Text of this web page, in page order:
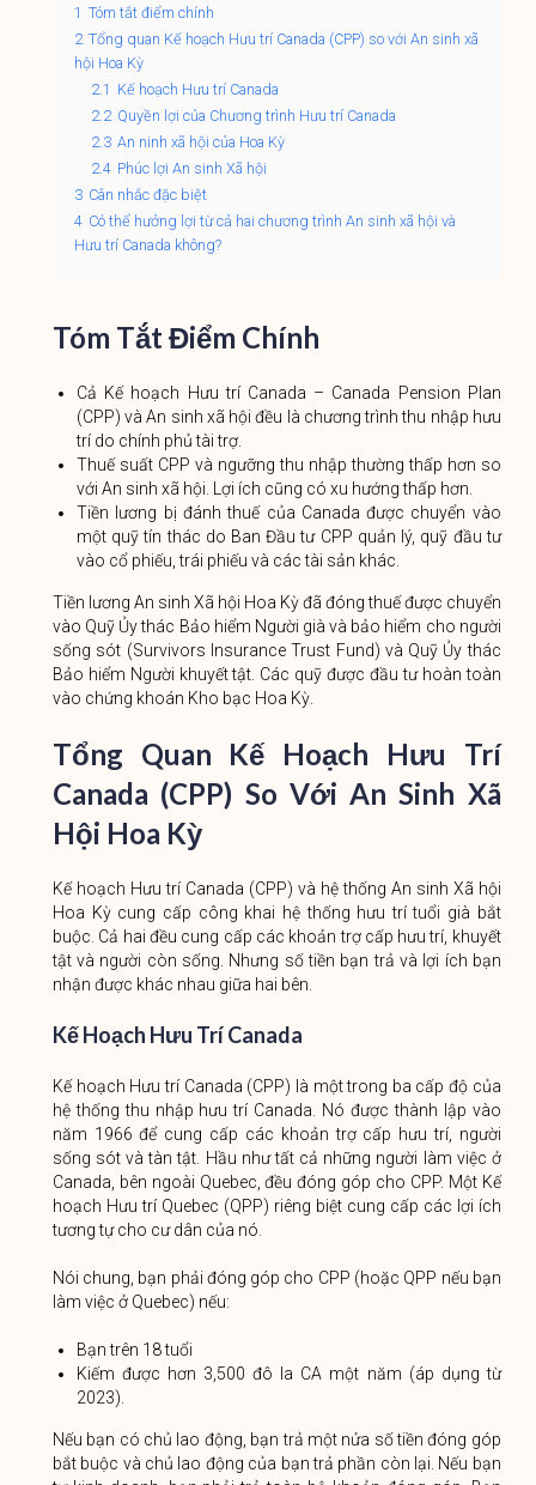
1 Tóm tắt điểm chính
2 Tổng quan Kế hoạch Hưu trí Canada (CPP) so với An sinh xã
hội Hoa Kỳ
2.1 Kế hoạch Hưu trí Canada
2.2 Quyền lợi của Chương trình Hưu trí Canada
2.3 An ninh xã hội của Hoa Kỳ
2.4 Phúc lợi An sinh Xã hội
3 Cân nhắc đặc biệt
4 Có thể hưởng lợi từ cả hai chương trình An sinh xã hội và
Hưu trí Canada không?
Tóm Tắt Điểm Chính
Cả Kế hoạch Hưu trí Canada – Canada Pension Plan
(CPP) và An sinh xã hội đều là chương trình thu nhập hưu
trí do chính phủ tài trợ.
Thuế suất CPP và ngưỡng thu nhập thường thấp hơn so
với An sinh xã hội. Lợi ích cũng có xu hướng thấp hơn.
Tiền lương bị đánh thuế của Canada được chuyển vào
một quỹ tín thác do Ban Đầu tư CPP quản lý, quỹ đầu tư
vào cổ phiếu, trái phiếu và các tài sản khác.
Tiền lương An sinh Xã hội Hoa Kỳ đã đóng thuế được chuyển
vào Quỹ Ủy thác Bảo hiểm Người già và bảo hiểm cho người
sống sót (Survivors Insurance Trust Fund) và Quỹ Ủy thác
Bảo hiểm Người khuyết tật. Các quỹ được đầu tư hoàn toàn
vào chứng khoán Kho bạc Hoa Kỳ.
Tổng Quan Kế Hoạch Hưu Trí
Canada (CPP) So Với An Sinh Xã
Hội Hoa Kỳ
Kế hoạch Hưu trí Canada (CPP) và hệ thống An sinh Xã hội
Hoa Kỳ cung cấp công khai hệ thống hưu trí tuổi già bắt
buộc. Cả hai đều cung cấp các khoản trợ cấp hưu trí, khuyết
tật và người còn sống. Nhưng số tiền bạn trả và lợi ích bạn
nhận được khác nhau giữa hai bên.
Kế Hoạch Hưu Trí Canada
Kế hoạch Hưu trí Canada (CPP) là một trong ba cấp độ của
hệ thống thu nhập hưu trí Canada. Nó được thành lập vào
năm 1966 để cung cấp các khoản trợ cấp hưu trí, người
sống sót và tàn tật. Hầu như tất cả những người làm việc ở
Canada, bên ngoài Quebec, đều đóng góp cho CPP. Một Kế
hoạch Hưu trí Quebec (QPP) riêng biệt cung cấp các lợi ích
tương tự cho cư dân của nó.
Nói chung, bạn phải đóng góp cho CPP (hoặc QPP nếu bạn
làm việc ở Quebec) nếu:
Bạn trên 18 tuổi
Kiếm được hơn 3,500 đô la CA một năm (áp dụng từ
2023).
Nếu bạn có chủ lao động, bạn trả một nửa số tiền đóng góp
bắt buộc và chủ lao động của bạn trả phần còn lại. Nếu bạn